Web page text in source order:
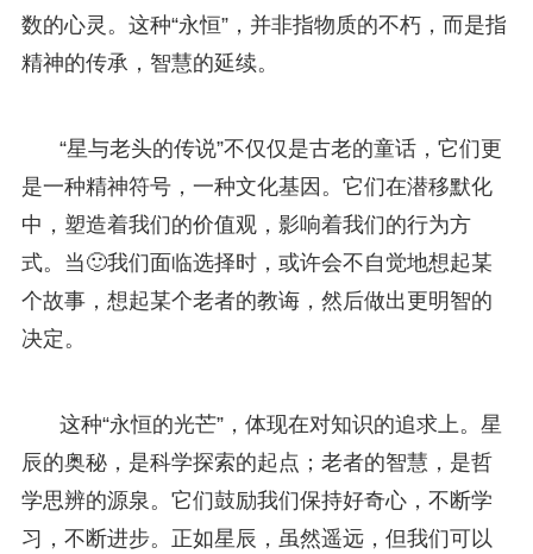
数的心灵。这种“永恒”，并非指物质的不朽，而是指
精神的传承，智慧的延续。
“星与老头的传说”不仅仅是古老的童话，它们更
是一种精神符号，一种文化基因。它们在潜移默化
中，塑造着我们的价值观，影响着我们的行为方
式。当🙂我们面临选择时，或许会不自觉地想起某
个故事，想起某个老者的教诲，然后做出更明智的
决定。
这种“永恒的光芒”，体现在对知识的追求上。星
辰的奥秘，是科学探索的起点；老者的智慧，是哲
学思辨的源泉。它们鼓励我们保持好奇心，不断学
习，不断进步。正如星辰，虽然遥远，但我们可以